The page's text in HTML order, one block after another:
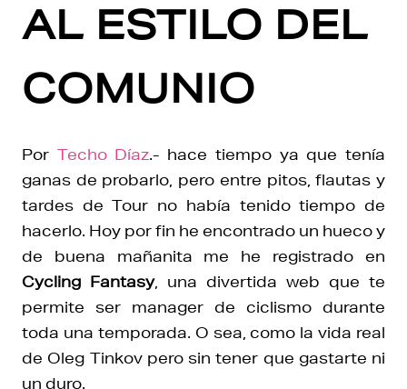
AL ESTILO DEL
COMUNIO
Por Techo Díaz.- hace tiempo ya que tenía
ganas de probarlo, pero entre pitos, flautas y
tardes de Tour no había tenido tiempo de
hacerlo. Hoy por fin he encontrado un hueco y
de buena mañanita me he registrado en
Cycling Fantasy, una divertida web que te
permite ser manager de ciclismo durante
toda una temporada. O sea, como la vida real
de Oleg Tinkov pero sin tener que gastarte ni
un duro.